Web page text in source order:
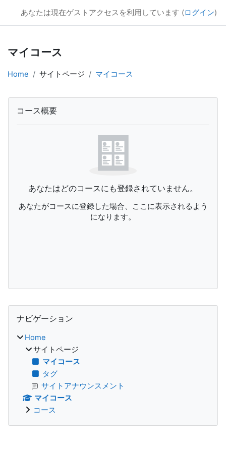
メインコンテンツへスキップする
SEITOKU Moodle☆彡（2024）
あなたは現在ゲストアクセスを利用しています (ログイン)
マイコース
Home サイトページ マイコース
メインコンテンツブロック
コース概要
あなたはどのコースにも登録されていません。
あなたがコースに登録した場合、ここに表示されるよう
になります。
ナビゲーション
Home
サイトページ
マイコース
タグ
サイトアナウンスメント
マイコース
コース